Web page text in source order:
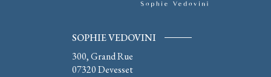
SOPHIE VEDOVINI
300, Grand Rue
07320Devesset